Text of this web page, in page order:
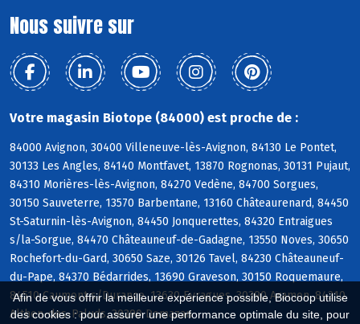
Afin de vous offrir la meilleure expérience possible, Biocoop utilise
des cookies : pour assurer une performance optimale du site, pour
Nous suivre sur
Votre magasin Biotope (84000) est proche de :
84000 Avignon, 30400 Villeneuve-lès-Avignon, 84130 Le Pontet,
30133 Les Angles, 84140 Montfavet, 13870 Rognonas, 30131 Pujaut,
84310 Morières-lès-Avignon, 84270 Vedène, 84700 Sorgues,
30150 Sauveterre, 13570 Barbentane, 13160 Châteaurenard, 84450
St-Saturnin-lès-Avignon, 84450 Jonquerettes, 84320 Entraigues
s/la-Sorgue, 84470 Châteauneuf-de-Gadagne, 13550 Noves, 30650
Rochefort-du-Gard, 30650 Saze, 30126 Tavel, 84230 Châteauneuf-
du-Pape, 84370 Bédarrides, 13690 Graveson, 30150 Roquemaure,
84510 Caumont s/Durance, 13630 Eyragues, 30390 Aramon, 84210
Althen-des-Paluds, 30390 Domazan